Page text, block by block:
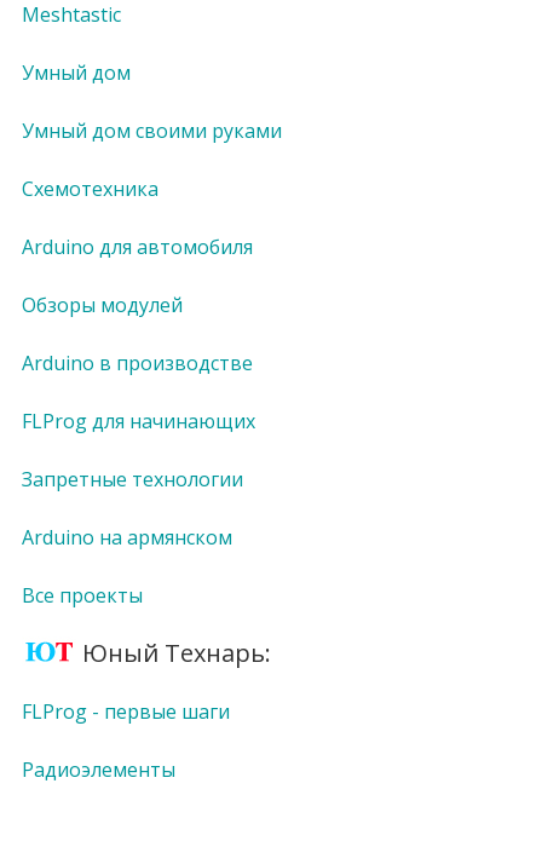
Meshtastic
Умный дом
Умный дом своими руками
Схемотехника
Arduino для автомобиля
Обзоры модулей
Arduino в производстве
FLProg для начинающих
Запретные технологии
Arduino на армянском
Все проекты
Юный Технарь:
FLProg - первые шаги
Радиоэлементы